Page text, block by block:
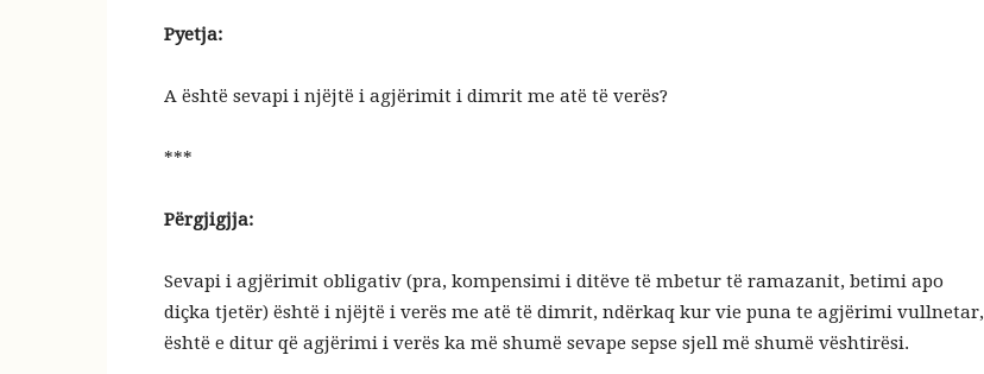
Pyetja:
A është sevapi i njëjtë i agjërimit i dimrit me atë të verës?
***
Përgjigjja:
Sevapi i agjërimit obligativ (pra, kompensimi i ditëve të mbetur të ramazanit, betimi apo
diçka tjetër) është i njëjtë i verës me atë të dimrit, ndërkaq kur vie puna te agjërimi vullnetar,
është e ditur që agjërimi i verës ka më shumë sevape sepse sjell më shumë vështirësi.